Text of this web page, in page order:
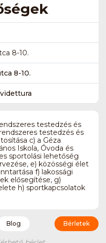
8-10.
8-10.
testedzés és
testedzés és
c) a Géza
Iskola, Óvoda és
sportolási lehetőség
e) közösségi élet
f) lakossági
elősegítése, g)
h) sportkapcsolatok
Bérletek
Blog